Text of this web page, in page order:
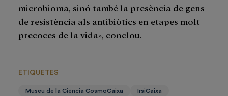
microbioma, sinó també la presència de gens
de resistència als antibiòtics en etapes molt
precoces de la vida», conclou.
ETIQUETES
Museu de la Ciència CosmoCaixa IrsiCaixa